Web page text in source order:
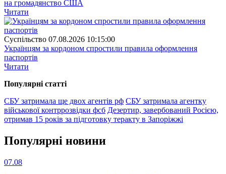
на громадянство США
Читати
Суспiльство 07.08.2026 10:15:00
Українцям за кордоном спростили правила оформлення
паспортів
Читати
Популярнi статтi
СБУ затримала ще двох агентів рф СБУ затримала агентку
військової контррозвідки фсб Дезертир, завербований Росією,
отримав 15 років за підготовку теракту в Запоріжжі
Популярнi новини
07.08